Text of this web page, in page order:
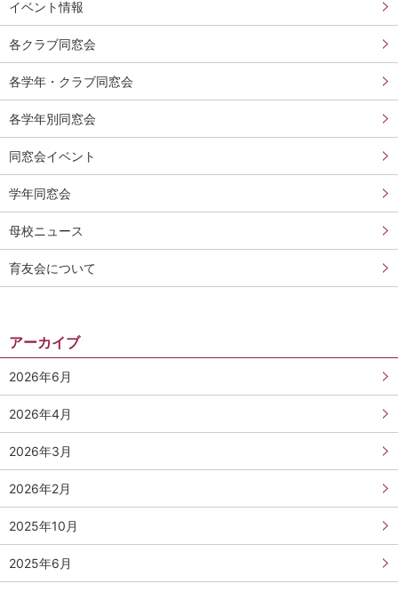
イベント情報
各クラブ同窓会
各学年・クラブ同窓会
各学年別同窓会
同窓会イベント
学年同窓会
母校ニュース
育友会について
アーカイブ
2026年6月
2026年4月
2026年3月
2026年2月
2025年10月
2025年6月